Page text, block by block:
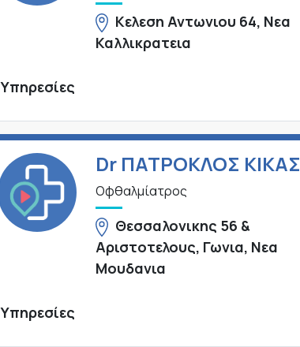
Κελεση Αντωνιου 64, Νεα
Καλλικρατεια
Υπηρεσίες
Dr ΠΑΤΡΟΚΛΟΣ ΚΙΚΑΣ
Οφθαλμίατρος
Θεσσαλονικης 56 &
Αριστοτελους, Γωνια, Νεα
Μουδανια
Υπηρεσίες